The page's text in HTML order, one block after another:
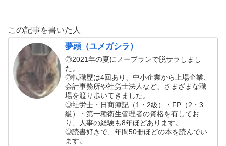
この記事を書いた人
夢頭（ユメガシラ）
◎2021年の夏にノープランで脱サラしまし
た。
◎転職歴は4回あり、中小企業から上場企業、
会計事務所や社労士法人など、さまざまな職
場を渡り歩いてきました。
◎社労士・日商簿記（1・2級）・FP（2・3
級）・第一種衛生管理者の資格を有してお
り、人事の経験も8年ほどあります。
◎読書好きで、年間50冊ほどの本を読んでい
ます。